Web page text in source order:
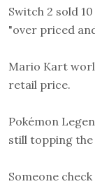
Switch 2 sold
"over priced
Mario Kart
retail price.
Pokémon
still topping the
Someone